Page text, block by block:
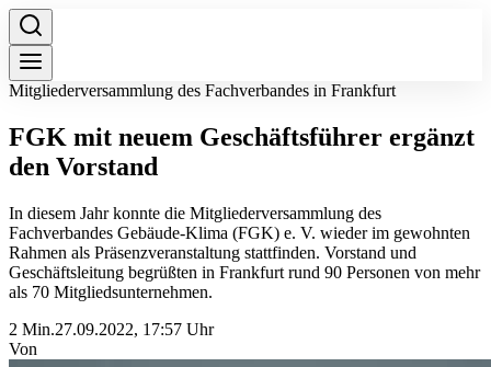
Mitgliederversammlung des Fachverbandes in Frankfurt
FGK mit neuem Geschäftsführer ergänzt
den Vorstand
In diesem Jahr konnte die Mitgliederversammlung des
Fachverbandes Gebäude-Klima (FGK) e. V. wieder im gewohnten
Rahmen als Präsenzveranstaltung stattfinden. Vorstand und
Geschäftsleitung begrüßten in Frankfurt rund 90 Personen von mehr
als 70 Mitgliedsunternehmen.
2 Min.27.09.2022, 17:57 Uhr
Von